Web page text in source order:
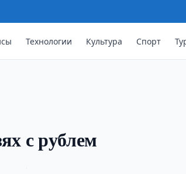
Технологии Культура Спорт
с рублем